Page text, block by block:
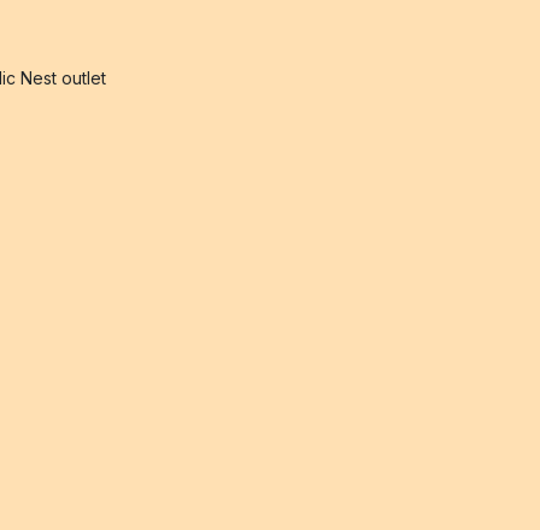
Nest outlet